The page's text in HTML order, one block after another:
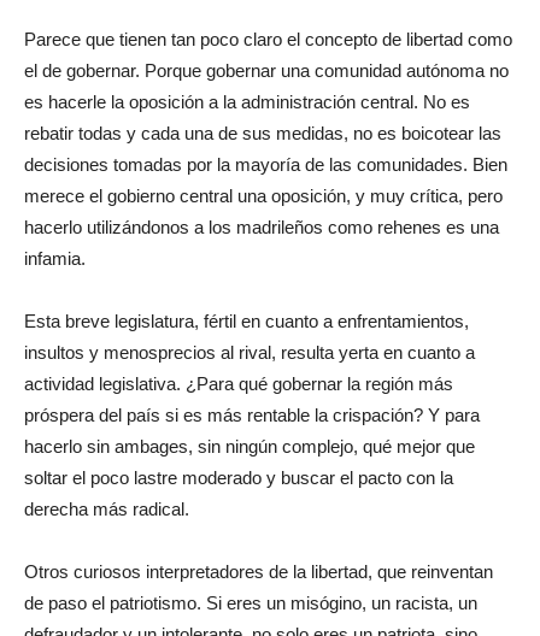
Parece que tienen tan poco claro el concepto de libertad como
el de gobernar. Porque gobernar una comunidad autónoma no
es hacerle la oposición a la administración central. No es
rebatir todas y cada una de sus medidas, no es boicotear las
decisiones tomadas por la mayoría de las comunidades. Bien
merece el gobierno central una oposición, y muy crítica, pero
hacerlo utilizándonos a los madrileños como rehenes es una
infamia.
Esta breve legislatura, fértil en cuanto a enfrentamientos,
insultos y menosprecios al rival, resulta yerta en cuanto a
actividad legislativa. ¿Para qué gobernar la región más
próspera del país si es más rentable la crispación? Y para
hacerlo sin ambages, sin ningún complejo, qué mejor que
soltar el poco lastre moderado y buscar el pacto con la
derecha más radical.
Otros curiosos interpretadores de la libertad, que reinventan
de paso el patriotismo. Si eres un misógino, un racista, un